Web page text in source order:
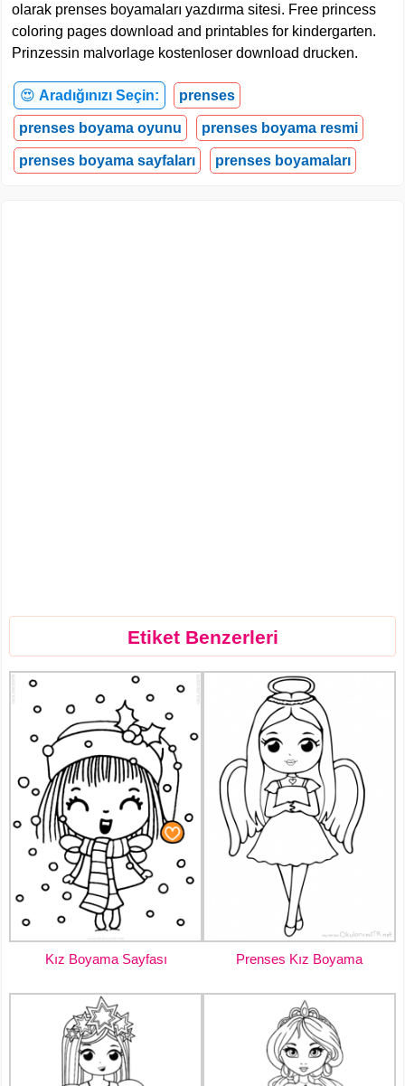
olarak prenses boyamaları yazdırma sitesi. Free princess
coloring pages download and printables for kindergarten.
Prinzessin malvorlage kostenloser download drucken.
😍 Aradığınızı Seçin: prenses
prenses boyama oyunu prenses boyama resmi
prenses boyama sayfaları prenses boyamaları
Etiket Benzerleri
Kız Boyama Sayfası Prenses Kız Boyama